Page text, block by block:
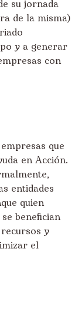
su jornada
de la misma)
y a generar
con
que
en Acción.
entidades
quien
benefician
y
el